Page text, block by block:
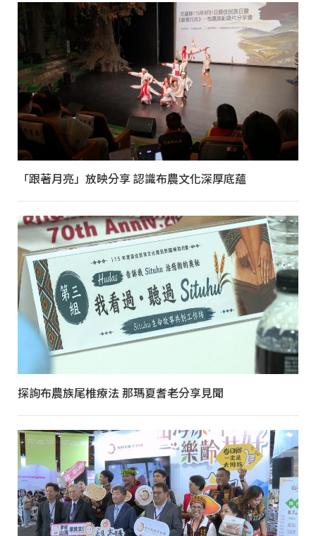
「跟著月亮」放映分享 認識布農文化深厚底蘊
探詢布農族尾椎療法 那瑪夏耆老分享見聞